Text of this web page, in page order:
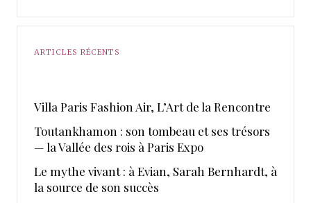
ARTICLES RÉCENTS
​Villa Paris Fashion Air, ​L’Art de la Rencontre
Toutankhamon : son tombeau et ses trésors
— la Vallée des rois à Paris Expo
Le mythe vivant : à Evian, Sarah Bernhardt, à
la source de son succès